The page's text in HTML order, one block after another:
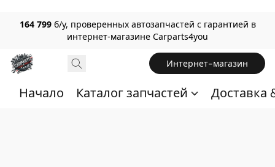
164 799 б/у, проверенных автозапчастей с гарантией в
интернет-магазине Carparts4you
Интернет-магазин
Начало Каталог запчастей Доставка